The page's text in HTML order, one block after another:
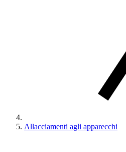
Allacciamenti agli apparecchi